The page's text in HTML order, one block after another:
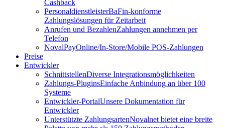
Cashback
PersonaldienstleisterBaFin-konforme
Zahlungslösungen für Zeitarbeit
Anrufen und BezahlenZahlungen annehmen per
Telefon
NovalPayOnline/In-Store/Mobile POS-Zahlungen
Preise
Entwickler
SchnittstellenDiverse Integrationsmöglichkeiten
Zahlungs-PluginsEinfache Anbindung an über 100
Systeme
Entwickler-PortalUnsere Dokumentation für
Entwickler
Unterstützte ZahlungsartenNovalnet bietet eine breite